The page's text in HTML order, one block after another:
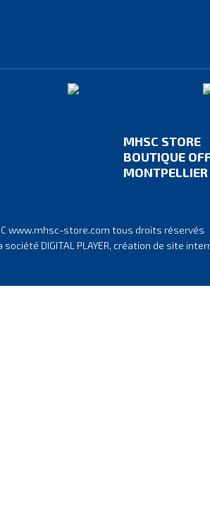
MHSC STORE
BOUTIQUE
www.mhsc-store.com tous droits réservés
DIGITAL PLAYER, création de site